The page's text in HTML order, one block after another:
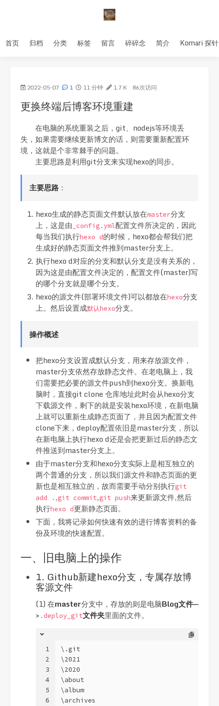
首页 归档 分类 标签 留言 碎碎念 简介 Komari 探针
2022-05-07 1 11 分钟 1.7 K 86次访问
更换终端后博客环境重建
在电脑的系统重装之后，git、nodejs等环境丢
失，如果需要继续更新博文的话，则需要重新配置环
境，这就是个非常棘手的问题。
主要思路是利用git分支来实现hexo的同步。
主要思路 ：
hexo生成的静态页面文件默认放在master分支
上，这是由 _config.yml配置文件所决定的，因此
每当我们执行hexo d的时候，hexo都会帮我们把
生成好的静态页面文件推到master分支上。
执行hexo d对应的分支和默认分支是没有关系的，
因为这是由配置文件决定的，配置文件(master)写
的哪个分支就是哪个分支。
hexo的源文件(部署环境文件)可以都放在hexo分支
上。然后设置成默认hexo分支。
操作概述
把hexo分支设置成默认分支，用来存放源文件，
master分支依然存放静态文件。在老电脑上，我
们需要把必要的源文件push到hexo分支。换新电
脑时，直接git clone 仓库地址此时会从hexo分支
下载源文件，剩下的就是安装hexo环境，在新电脑
上就可以重新生成静态页面了，并且因为配置文件
clone下来，deploy配置依旧是master分支，所以
在新电脑上执行hexo d还是会把更新过后的静态文
件推送到master分支上。
由于master分支和hexo分支实际上是相互独立的
两个普通的分支，所以我们源文件和静态页面的更
新也是相互独立的，故而需要手动分别执行git
add . ,git commit,git push来更新源文件,然后
执行hexo d更新静态页面。
下面，我将记录如何快速有效的进行博客资料的备
份及环境的快速配置。
一、旧电脑上的操作
1. Github新建hexo分支，专属存放博
客源文件
(1) 在master分支中，存放的则是电脑Blog文件—
> .deploy_git文件夹里面的文件。
1
2
3
4
5
6
\.git
\2021
\2020
\about
\album
\archives